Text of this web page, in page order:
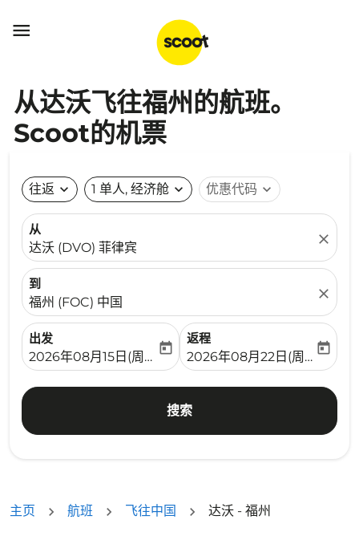

从达沃飞往福州的航班。
Scoot的机票
往返 expand_more 1 单人, 经济舱 expand_more 优惠代码 expand_more
从
达沃 (DVO) 菲律宾
close
到
福州 (FOC) 中国
close
出发
fc-booking-departure-date-aria-label
2026年08月15日(周六)
today
返程
fc-booking-return-date-
2026年08月22日(周六)
today
搜索
主页 航班 飞往中国 达沃 - 福州